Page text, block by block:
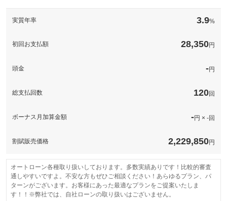
保証項目
上限金額
ロードサー
５０００工場のネットワークを持ち旅先での思いがけない故障や
保証範囲は４１０項目以上。故障がおきても、電話１本で即対
修理回数・
上限金額
価格（税込）が５０万円以下の場合は上限を５０万円（税込）ま
ールについて、本保証に基づき保証修理を行う責任を負わないも
のとします。
保証修理受
付先
グー保証サポートデスク
いません。希望ナンバーパックで愛車度をワンランクＵＰさせま
備考
保証
保証修理受
ロードサー
ビスの有無
-
このパックの見積もり依頼（無料）
実質年率 3.9%
初回お支払額 28,350円
頭金 -円
総支払回数 120回
ボーナス月加算金額 -円 × -回
割賦販売価格 2,229,850円
オートローン各種取り扱いしております。多数実績ありです！比較的審査
通しやすいですよ。不安な方もぜひご相談ください！あらゆるプラン、パ
ターンがございます。お客様にあった最適なプランをご提案いたしま
す！！※弊社では、自社ローンの取り扱いはございません。